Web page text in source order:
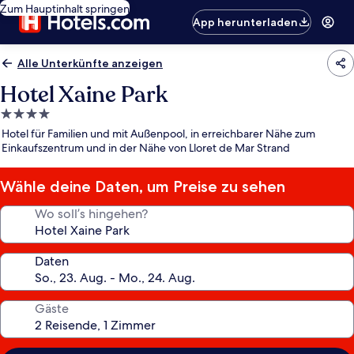
Zum Hauptinhalt springen
App herunterladen
Alle Unterkünfte anzeigen
Hotel Xaine Park
4.0-
Sterne-
Unterkunft
Hotel für Familien und mit Außenpool, in erreichbarer Nähe zum
Einkaufszentrum und in der Nähe von Lloret de Mar Strand
Wähle deine Daten, um Preise zu sehen
Wo soll’s hingehen?
Daten
Gäste